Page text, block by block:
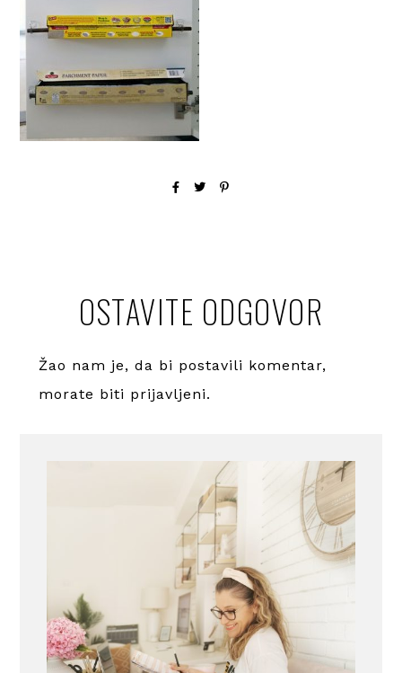
OSTAVITE ODGOVOR
Žao nam je, da bi postavili komentar,
morate biti prijavljeni.